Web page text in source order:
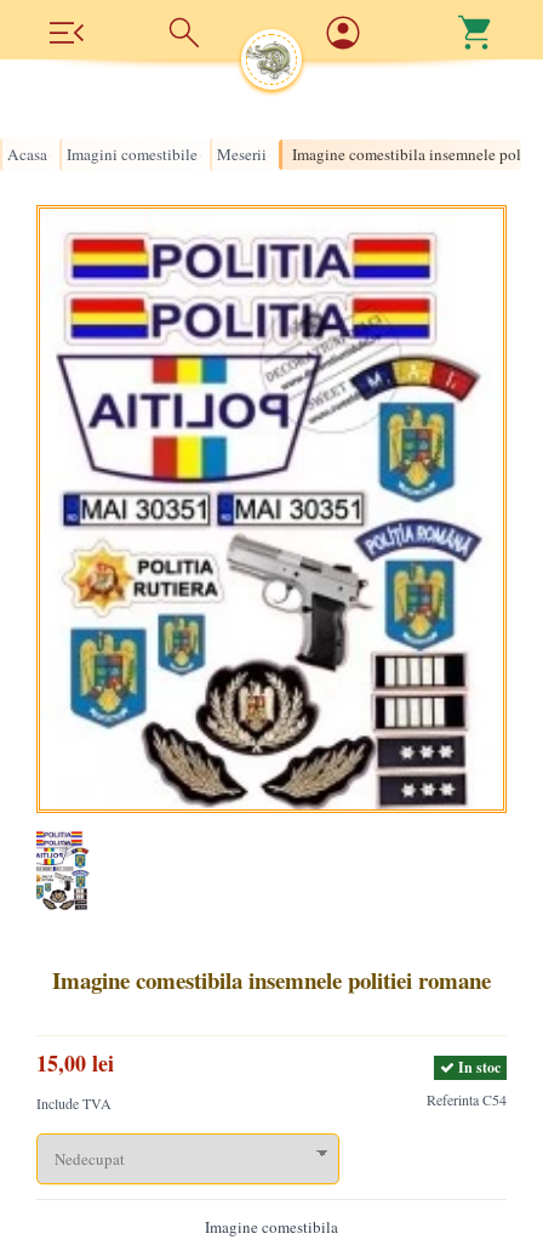
Acasa Imagini comestibile Meserii Imagine comestibila insemnele
Imagine comestibila insemnele politiei romane
ReferintaC54
In stoc
15,00 lei
Include TVA
Imagine comestibila